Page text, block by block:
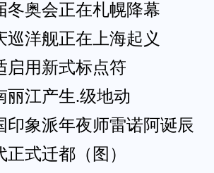
奥会正在札幌降幕
洋舰正在上海起义
用新式标点符
江产生.级地动
象派年夜师雷诺阿诞辰
式迁都（图）